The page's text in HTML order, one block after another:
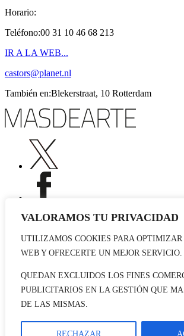
VALORAMOS TU PRIVACIDAD
UTILIZAMOS COOKIES PARA
WEB Y OFRECERTE UN MEJOR SERVICIO.
QUEDAN EXCLUIDOS LOS FINES
PUBLICITARIOS EN LA GESTIÓN QUE
DE LAS MISMAS.
RECHAZAR
Horario:
Teléfono:00 31 10 46 68 213
IR A LA WEB...
castors@planet.nl
También en:Blekerstraat, 10 Rotterdam
Publicidad
Contacto
© 2026 masdearte. Información de
Política de cookies
Política de Privacidad